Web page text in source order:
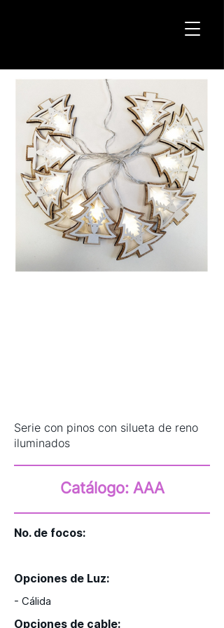
Serie con pinos con silueta de reno
iluminados
Catálogo: AAA
No. de focos:
Opciones de Luz:
- Cálida
Opciones de cable: